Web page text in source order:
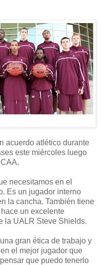
acuerdo atlético durante
este miércoles luego
necesitamos en el
Es un jugador interno
la cancha. También tiene
un excelente
la UALR Steve Shields.
gran ética de trabajo y
el mejor jugador que
que puedo tenerlo